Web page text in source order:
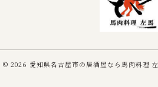
© 2026 愛知県名古屋市の居酒屋なら馬肉料理